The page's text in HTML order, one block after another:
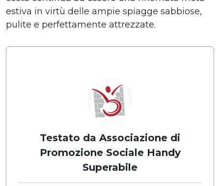
estiva in virtù delle ampie spiagge sabbiose,
pulite e perfettamente attrezzate.
Testato da Associazione di
Promozione Sociale Handy
Superabile